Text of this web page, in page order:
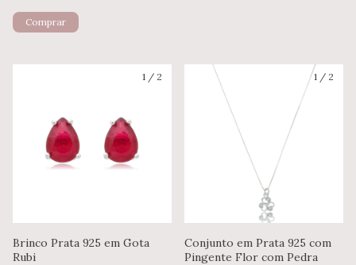
Comprar
1 / 2
Brinco Prata 925 em Gota
Rubi
1 / 2
Conjunto em Prata 925 com
Pingente Flor com Pedra